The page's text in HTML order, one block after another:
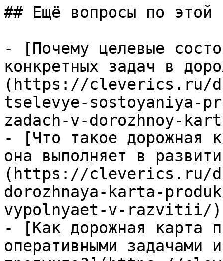
## Ещё вопросы по этой
- [Почему целевые
конкретных задач в
(https://cleverics.ru/
tselevye-sostoyaniya-
zadach-v-dorozhnoy-
- [Что такое дорожная
она выполняет в
(https://cleverics.ru/
dorozhnaya-karta-
vypolnyaet-v-razvitii/)
- [Как дорожная карта
оперативными задачами